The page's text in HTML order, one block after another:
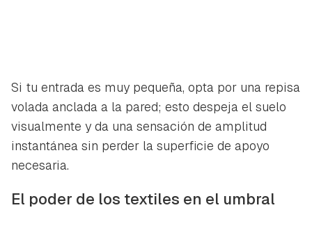
Si tu entrada es muy pequeña, opta por una repisa
volada anclada a la pared; esto despeja el suelo
visualmente y da una sensación de amplitud
instantánea sin perder la superficie de apoyo
necesaria.
El poder de los textiles en el umbral